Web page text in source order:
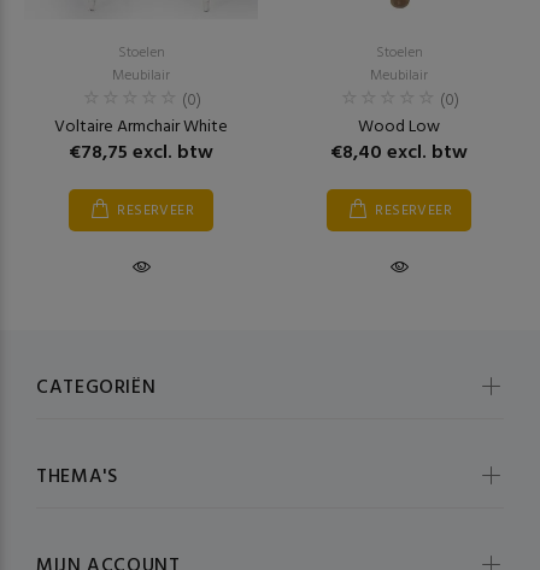
Stoelen
Meubilair
(0)
Voltaire Armchair White
€78,75 excl. btw
RESERVEER
Stoelen
Meubilair
(0)
Wood Low
€8,40 excl. btw
RESERVEER
CATEGORIËN
THEMA'S